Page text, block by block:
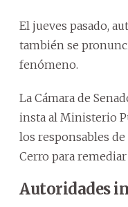
El jueves pasado,
también se
fenómeno.
La Cámara de
insta al Ministerio
los responsables
Cerro para
Autoridades